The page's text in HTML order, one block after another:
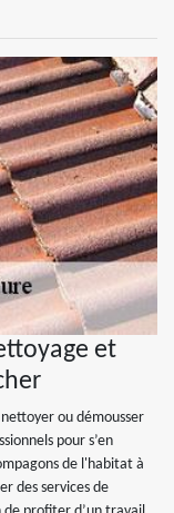
et
ou démousser
pour s’en
de l'habitat à
des services de